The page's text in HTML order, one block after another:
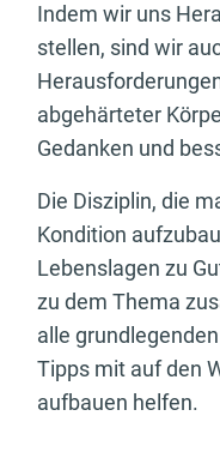
Indem wir uns
stellen, sind wir
abgehärteter
Gedanken und
Die Disziplin, die
Kondition
Lebenslagen zu
zu dem Thema
alle
Tipps mit auf den
aufbauen helfen.